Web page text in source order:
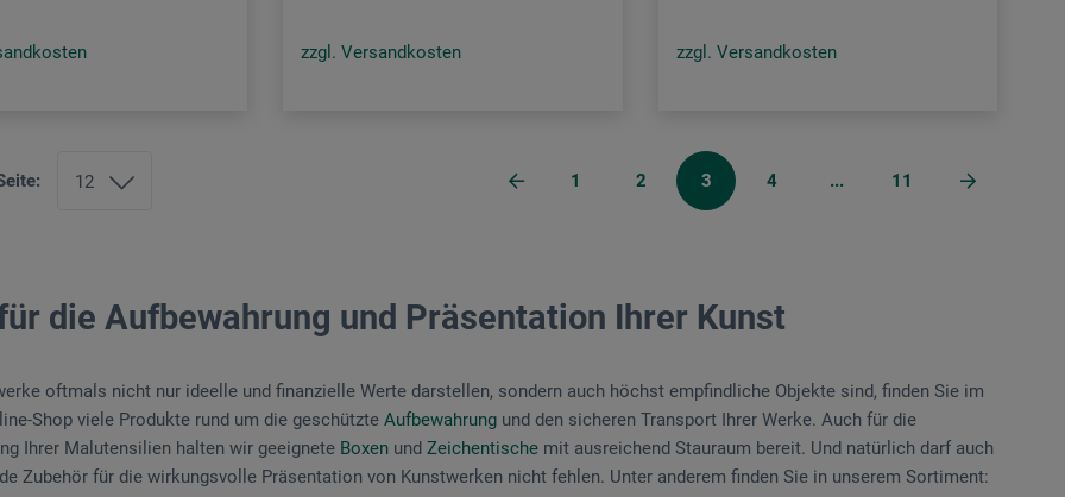
zzgl. Versandkosten zzgl. Versandkosten
1 2 3 4 ... 11
die Aufbewahrung und Präsentation Ihrer Kunst
oftmals nicht nur ideelle und finanzielle Werte darstellen, sondern auch höchst empfindliche Objekte sind, finden Sie im
Shop viele Produkte rund um die geschützte Aufbewahrung und den sicheren Transport Ihrer Werke. Auch für die
Ihrer Malutensilien halten wir geeignete Boxen und Zeichentische mit ausreichend Stauraum bereit. Und natürlich darf auch
Zubehör für die wirkungsvolle Präsentation von Kunstwerken nicht fehlen. Unter anderem finden Sie in unserem Sortiment: